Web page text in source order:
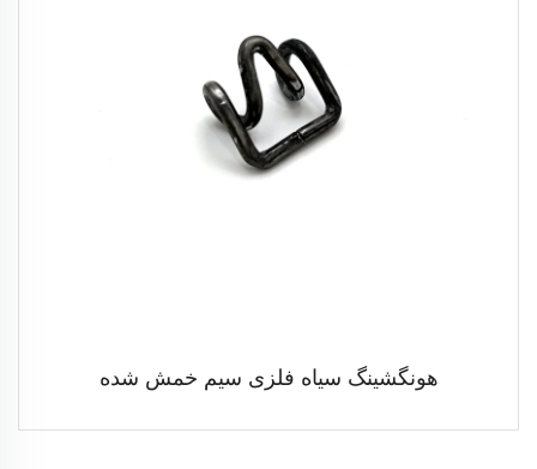
هونگشینگ سیاه فلزی سیم خمش شده